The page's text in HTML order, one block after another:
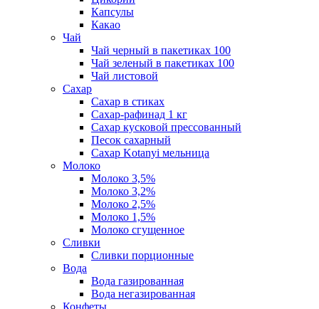
Капсулы
Какао
Чай
Чай черный в пакетиках 100
Чай зеленый в пакетиках 100
Чай листовой
Сахар
Сахар в стиках
Сахар-рафинад 1 кг
Сахар кусковой прессованный
Песок сахарный
Сахар Kotanyi мельница
Молоко
Молоко 3,5%
Молоко 3,2%
Молоко 2,5%
Молоко 1,5%
Молоко сгущенное
Сливки
Сливки порционные
Вода
Вода газированная
Вода негазированная
Конфеты